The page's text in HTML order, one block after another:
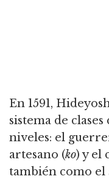
En 1591,
sistema de
niveles: el
artesano (ko) y el
también como el